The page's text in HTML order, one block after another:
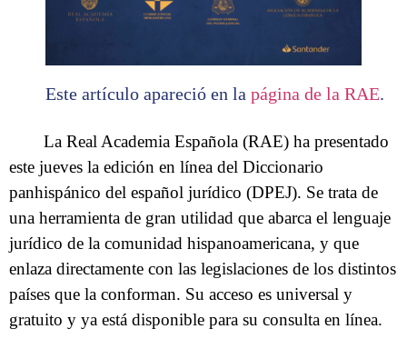
Este artículo apareció en la página de la RAE.
La Real Academia Española (RAE) ha presentado
este jueves la edición en línea del Diccionario
panhispánico del español jurídico (DPEJ). Se trata de
una herramienta de gran utilidad que abarca el lenguaje
jurídico de la comunidad hispanoamericana, y que
enlaza directamente con las legislaciones de los distintos
países que la conforman. Su acceso es universal y
gratuito y ya está disponible para su consulta en línea.